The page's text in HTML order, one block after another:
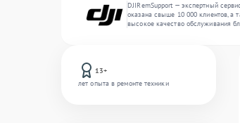
DJIRemSupport — экспертный
оказана свыше 10 000 клиентов, а
высокое качество обслуживания
13+
лет опыта в ремонте техники